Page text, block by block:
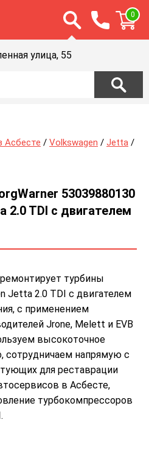
Открыть строку
0
улица, 55
Асбесте / Volkswagen / Jetta /
53039880130
2.0 TDI с двигателем
турбины
Jetta 2.0 TDI с двигателем
с применением
Jrone, Melett и EVB
высокоточное
сотрудничаем напрямую с
для реставрации
в Асбесте,
турбокомпрессоров